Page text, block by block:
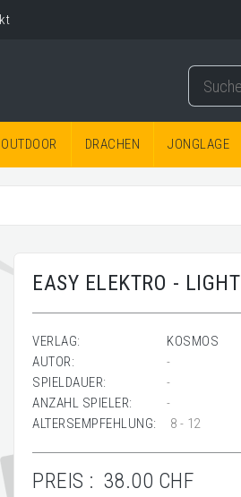
OUTDOOR DRACHEN JONGLAGE
EASY ELEKTRO - LIGHT
VERLAG:
KOSMOS
AUTOR:
-
SPIELDAUER:
-
ANZAHL SPIELER:
-
ALTERSEMPFEHLUNG:
8 - 12
PREIS : 38.00 CHF